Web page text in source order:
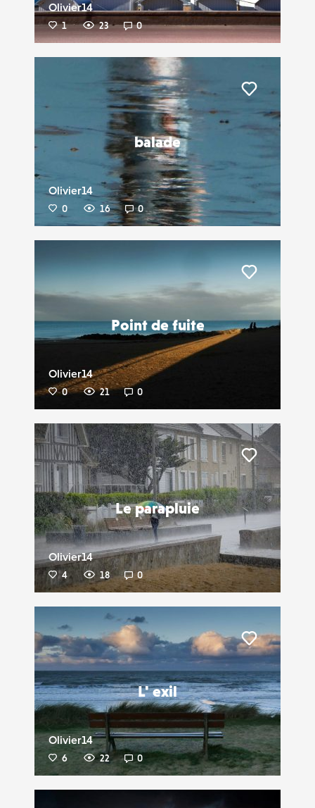
Olivier14
1 23 0
balade
Olivier14
0 16 0
Liker
Point de fuite
Olivier14
0 21 0
Le parapluie
Olivier14
4 18 0
Liker
L' exil
Olivier14
6 22 0
Liker